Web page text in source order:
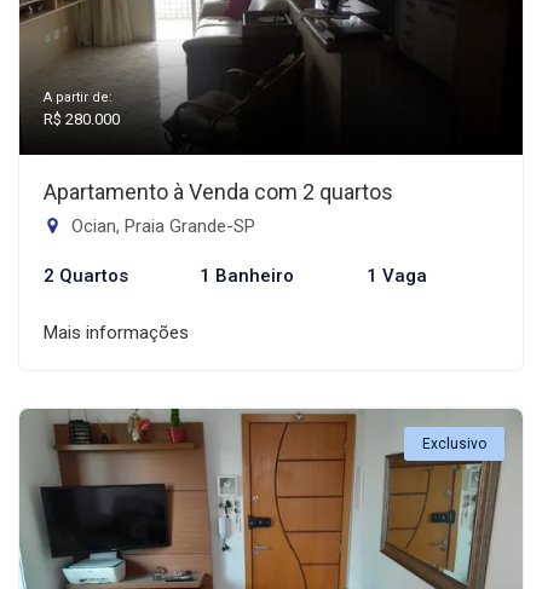
A partir de:
R$ 280.000
Apartamento à Venda com 2 quartos
Ocian, Praia Grande-SP
2 Quartos 1 Banheiro 1 Vaga
Mais informações
Exclusivo